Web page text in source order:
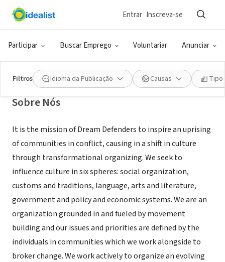
Participar Buscar Emprego Voluntariar Anunciar
Entrar Inscreva-se
Filtros Idioma da Publicação Causas Tipo
ONG (SETOR SOCIAL)
Dream Defenders
Sobre Nós
It is the mission of Dream Defenders to inspire an uprising
of communities in conflict, causing in a shift in culture
through transformational organizing. We seek to
influence culture in six spheres: social organization,
customs and traditions, language, arts and literature,
government and policy and economic systems. We are an
organization grounded in and fueled by movement
building and our issues and priorities are defined by the
individuals in communities which we work alongside to
broker change. We work actively to organize an evolving